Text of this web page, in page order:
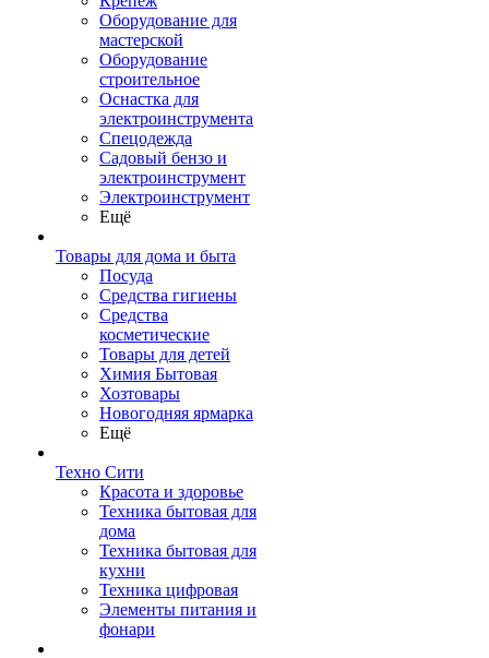
Оборудование для
мастерской
Оборудование
строительное
Оснастка для
электроинструмента
Спецодежда
Садовый бензо и
электроинструмент
Электроинструмент
Ещё
Товары для дома и быта
Посуда
Средства гигиены
Средства
косметические
Товары для детей
Химия Бытовая
Хозтовары
Новогодняя ярмарка
Ещё
Техно Сити
Красота и здоровье
Техника бытовая для
дома
Техника бытовая для
кухни
Техника цифровая
Элементы питания и
фонари